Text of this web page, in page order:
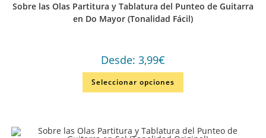
Sobre las Olas Partitura y Tablatura del Punteo de Guitarra
en Do Mayor (Tonalidad Fácil)
Desde: 3,99€
Seleccionar opciones